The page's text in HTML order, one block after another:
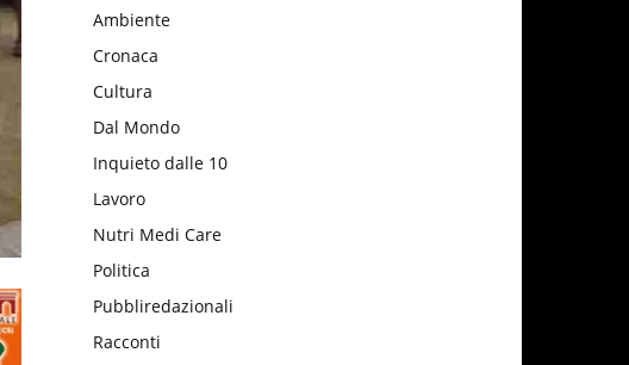
Ambiente
Cronaca
Cultura
Dal Mondo
Inquieto dalle 10
Lavoro
Nutri Medi Care
Politica
Pubbliredazionali
Racconti